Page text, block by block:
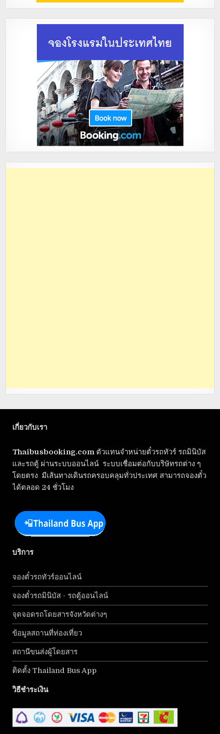
เกี่ยวกับเรา
Thaibusbooking.com ตัวแทนจำหน่ายตั๋วรถทัวร์ รถมินิบัส
และรถตู้ ผ่านระบบออนไลน์ ระบบเชื่อมต่อกับบริษัทรถต่าง ๆ
โดยตรง มีเส้นทางเดินรถครอบคลุมทั่วประเทศ สามารถจองตั๋ว
ได้ตลอด 24 ชั่วโมง
บริการ
จองตั๋วรถทัวร์ออนไลน์
จองตั๋วรถมินิบัส - รถตู้ออนไลน์
จุดจอดรถโดยสารจังหวัดต่างๆ
ข้อมูลสถานที่ท่องเที่ยว
สถานีขนส่งผู้โดยสาร
ติดตั้ง Thailand Bus App
วิธีชำระเงิน